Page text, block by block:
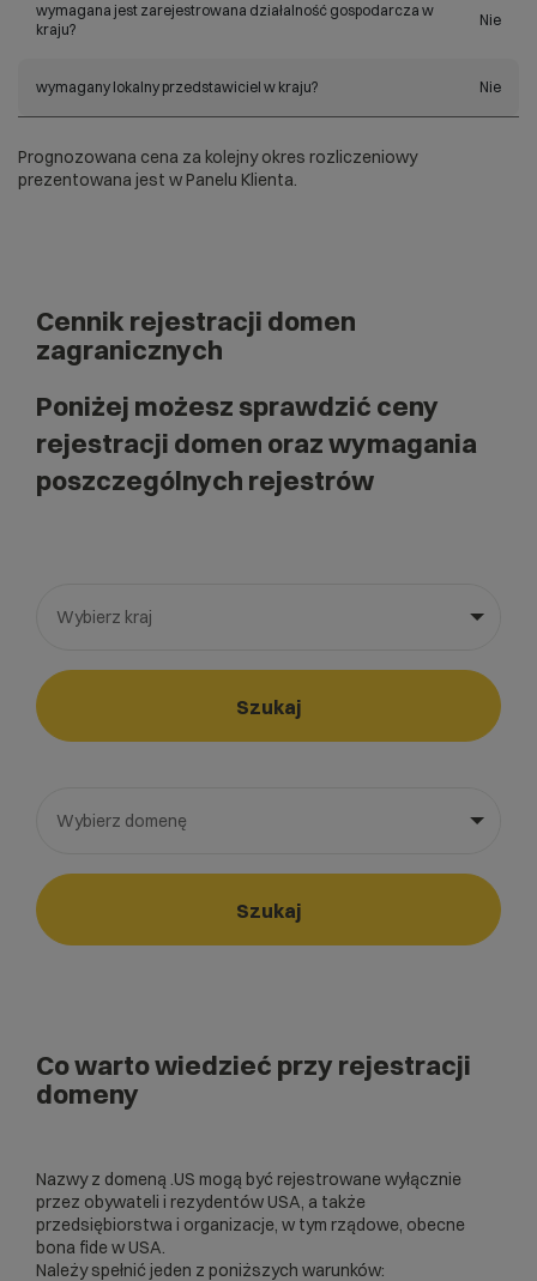
wymagana jest zarejestrowana działalność gospodarcza w
kraju?
Nie
wymagany lokalny przedstawiciel w kraju? Nie
Prognozowana cena za kolejny okres rozliczeniowy
prezentowana jest w Panelu Klienta.
Cennik rejestracji domen
zagranicznych
Poniżej możesz sprawdzić ceny
rejestracji domen oraz wymagania
poszczególnych rejestrów
Wybierz kraj
Wybierz gotową listę. Użyj spacji, aby otworzyć.
Naciśnij spację, aby otworzyć listę, klawisze strzałek, aby
Szukaj
Wybierz domenę
Wybierz gotową listę. Użyj spacji, aby otworzyć.
Naciśnij spację, aby otworzyć listę, klawisze strzałek, aby
Szukaj
Co warto wiedzieć przy rejestracji
domeny
Nazwy z domeną .US mogą być rejestrowane wyłącznie
przez obywateli i rezydentów USA, a także
przedsiębiorstwa i organizacje, w tym rządowe, obecne
bona fide w USA.
Należy spełnić jeden z poniższych warunków: